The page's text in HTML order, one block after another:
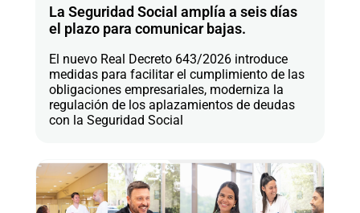
La Seguridad Social amplía a seis días
el plazo para comunicar bajas.
El nuevo Real Decreto 643/2026 introduce
medidas para facilitar el cumplimiento de las
obligaciones empresariales, moderniza la
regulación de los aplazamientos de deudas
con la Seguridad Social